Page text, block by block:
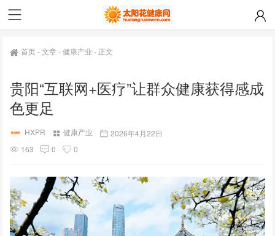
首页-文章-健康产业 - 正文
贵阳“互联网+医疗”让群众健康获得感成
色更足
HXPR 健康产业
2026年4月22日
163
0 0